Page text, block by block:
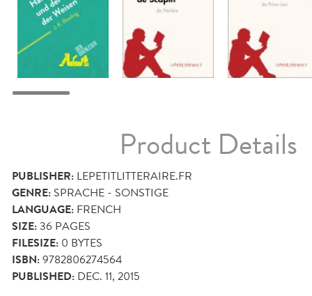
Product Details
PUBLISHER: LEPETITLITTERAIRE.FR
GENRE: SPRACHE - SONSTIGE
LANGUAGE: FRENCH
SIZE:36 PAGES
FILESIZE: 0 BYTES
ISBN:9782806274564
PUBLISHED: DEC. 11, 2015